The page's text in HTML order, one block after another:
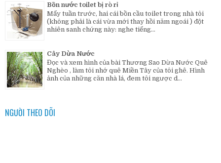
Bồn nước toilet bị rò rỉ
Mấy tuần trước, hai cái bồn cầu toilet trong nhà tôi
(không phải là cái vừa mới thay hồi năm ngoái ) đột
nhiên sanh chứng này: nghe tiếng...
Cây Dừa Nước
Đọc và xem hình của bài Thương Sao Dừa Nước Quê
Nghèo , làm tôi nhớ quê Miền Tây của tôi ghê. Hình
ảnh của những căn nhà lá, đem tôi ngược d...
NGƯỜI THEO DÕI